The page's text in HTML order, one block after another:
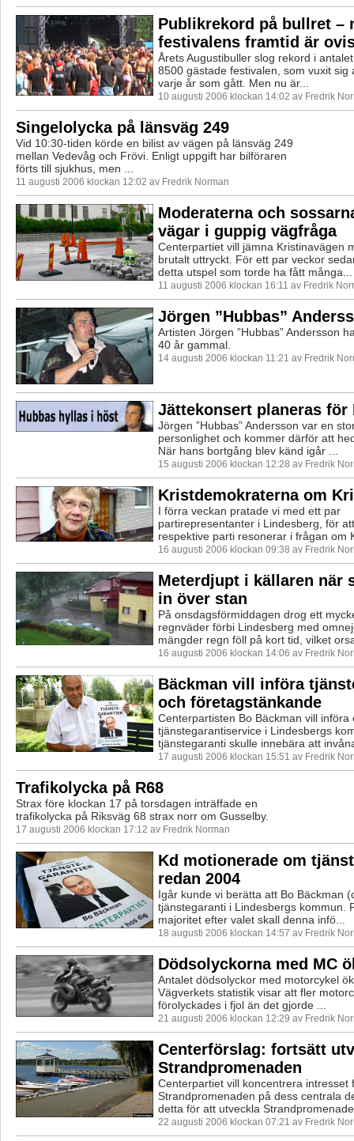
Publikrekord på bullret –
festivalens framtid är
Årets Augustibuller slog rekord i
8500 gästade festivalen, som vuxit sig
varje år som gått. Men nu är...
10 augusti 2006 klockan 14:02 av Fredrik
Singelolycka på länsväg 249
Vid 10:30-tiden körde en bilist av vägen på länsväg 249
mellan Vedevåg och Frövi. Enligt uppgift har bilföraren
förts till sjukhus, men ...
11 augusti 2006 klockan 12:02 av Fredrik Norman
Moderaterna och
vägar i guppig vägfråga
Centerpartiet vill jämna Kristinavägen
brutalt uttryckt. För ett par veckor
detta utspel som torde ha fått många...
11 augusti 2006 klockan 16:11 av Fredrik
Jörgen ”Hubbas”
Artisten Jörgen ”Hubbas” Andersson
40 år gammal.
14 augusti 2006 klockan 11:21 av Fredrik
Jättekonsert planeras för
Jörgen ”Hubbas” Andersson var en
personlighet och kommer därför att
När hans bortgång blev känd igår ...
15 augusti 2006 klockan 12:28 av Fredrik
Kristdemokraterna om
I förra veckan pratade vi med ett par
partirepresentanter i Lindesberg, för
respektive parti resonerar i frågan om
16 augusti 2006 klockan 09:38 av Fredrik
Meterdjupt i källaren när
in över stan
På onsdagsförmiddagen drog ett
regnväder förbi Lindesberg med
mängder regn föll på kort tid, vilket
16 augusti 2006 klockan 14:06 av Fredrik
Bäckman vill införa
och företagstänkande
Centerpartisten Bo Bäckman vill införa
tjänstegarantiservice i Lindesbergs
tjänstegaranti skulle innebära att
17 augusti 2006 klockan 15:51 av Fredrik
Trafikolycka på R68
Strax före klockan 17 på torsdagen inträffade en
trafikolycka på Riksväg 68 strax norr om Gusselby.
17 augusti 2006 klockan 17:12 av Fredrik Norman
Kd motionerade om
redan 2004
Igår kunde vi berätta att Bo Bäckman
tjänstegaranti i Lindesbergs kommun.
majoritet efter valet skall denna infö...
18 augusti 2006 klockan 14:57 av Fredrik
Dödsolyckorna med MC
Antalet dödsolyckor med motorcykel
Vägverkets statistik visar att fler
förolyckades i fjol än det gjorde ...
21 augusti 2006 klockan 12:29 av Fredrik
Centerförslag: fortsätt
Strandpromenaden
Centerpartiet vill koncentrera intresset
Strandpromenaden på dess centrala
detta för att utveckla
22 augusti 2006 klockan 07:21 av Fredrik